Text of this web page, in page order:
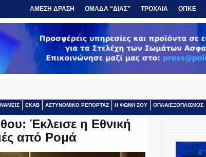
ΑΜΕΣΗ ΔΡΑΣΗ ΟΜΑΔΑ “ΔΙΑΣ” ΤΡΟΧΑΙΑ ΟΠΚΕ
ΕΚΑΒ ΑΣΤΥΝΟΜΙΚΟ ΡΕΠΟΡΤΑΖ Η ΦΩΝΗ ΣΟΥ ΟΠΛΑ/ΕΞΟΠΛΙΣΜΟΣ
Έκλεισε η Εθνική
από Ρομά